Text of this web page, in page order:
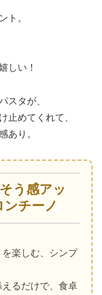
ト。
しい！
スタが、
止めてくれて、
あり。
う感アッ
チーノ
楽しむ、シンプ
るだけで、食卓